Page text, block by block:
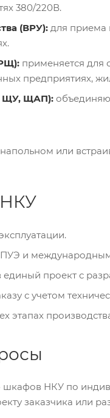
380/220В.
(ВРУ): для приема
применяется для
предприятиях,
ЩУ, ЩАП):
или
ПУЭ и
проект с
с учетом
этапах
шкафов НКУ по
заказчика или